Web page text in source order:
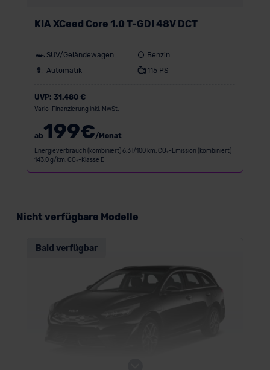
KIA XCeed Core 1.0 T-GDI 48V DCT
SUV/Geländewagen
Benzin
Automatik
115 PS
UVP: 31.480 €
Vario-Finanzierung inkl. MwSt.
ab199€/Monat
Energieverbrauch (kombiniert) 6,3 l/100 km, CO₂-Emission (kombiniert)
143,0 g/km, CO₂-Klasse E
Nicht verfügbare Modelle
Bald verfügbar